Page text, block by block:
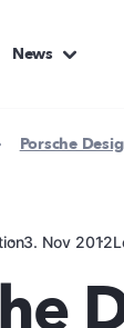
News
Porsche
3. Nov 2012